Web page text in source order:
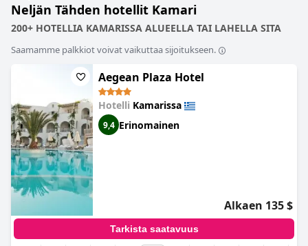
Neljän Tähden hotellit Kamari
200+ HOTELLIA KAMARISSA ALUEELLA TAI LAHELLA SITA
Saamamme palkkiot voivat vaikuttaa sijoitukseen.
Aegean Plaza Hotel
Hotelli Kamarissa
9,4 Erinomainen
Alkaen 135 $
Tarkista saatavuus